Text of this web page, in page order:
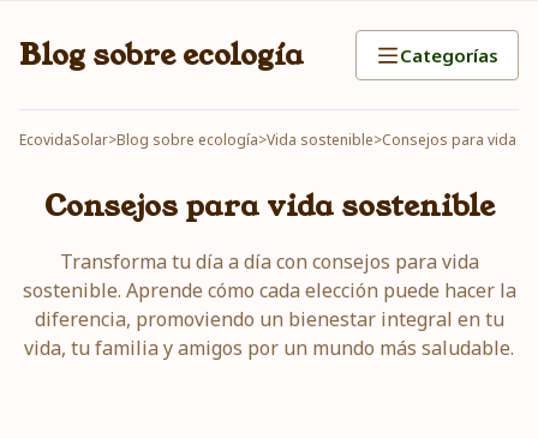
Blog sobre ecología Categorías
EcovidaSolar>Blog sobre ecología>Vida sostenible>Consejos para vida
Consejos para vida sostenible
Transforma tu día a día con consejos para vida
sostenible. Aprende cómo cada elección puede hacer la
diferencia, promoviendo un bienestar integral en tu
vida, tu familia y amigos por un mundo más saludable.